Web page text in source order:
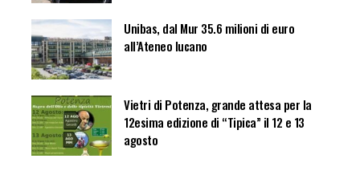
Unibas, dal Mur 35.6 milioni di euro
all’Ateneo lucano
Vietri di Potenza, grande attesa per la
12esima edizione di “Tipica” il 12 e 13
agosto